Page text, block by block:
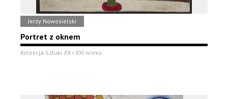
Jerzy Nowosielski
Portret z oknem
Kolekcja Sztuki XX i XXI wieku